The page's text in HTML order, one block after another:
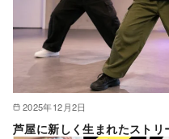
2025年12月2日
芦屋に新しく生まれたスト